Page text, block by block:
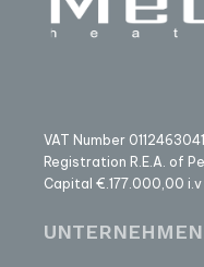
VAT Number
Registration R.E.A. of
Capital €.177.000,00 i.v
UNTERNEHMEN